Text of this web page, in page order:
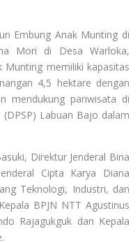
Embung Anak Munting di
Mori di Desa Warloka,
Munting memiliki kapasitas
4,5 hektare dengan
mendukung pariwisata di
Labuan Bajo dalam
Direktur Jenderal Bina
Cipta Karya Diana
Teknologi, Industri, dan
BPJN NTT Agustinus
Rajagukguk dan Kepala